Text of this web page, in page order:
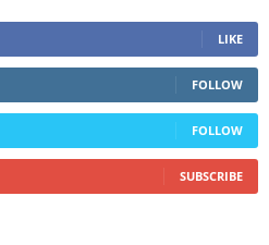
LIKE
FOLLOW
FOLLOW
SUBSCRIBE